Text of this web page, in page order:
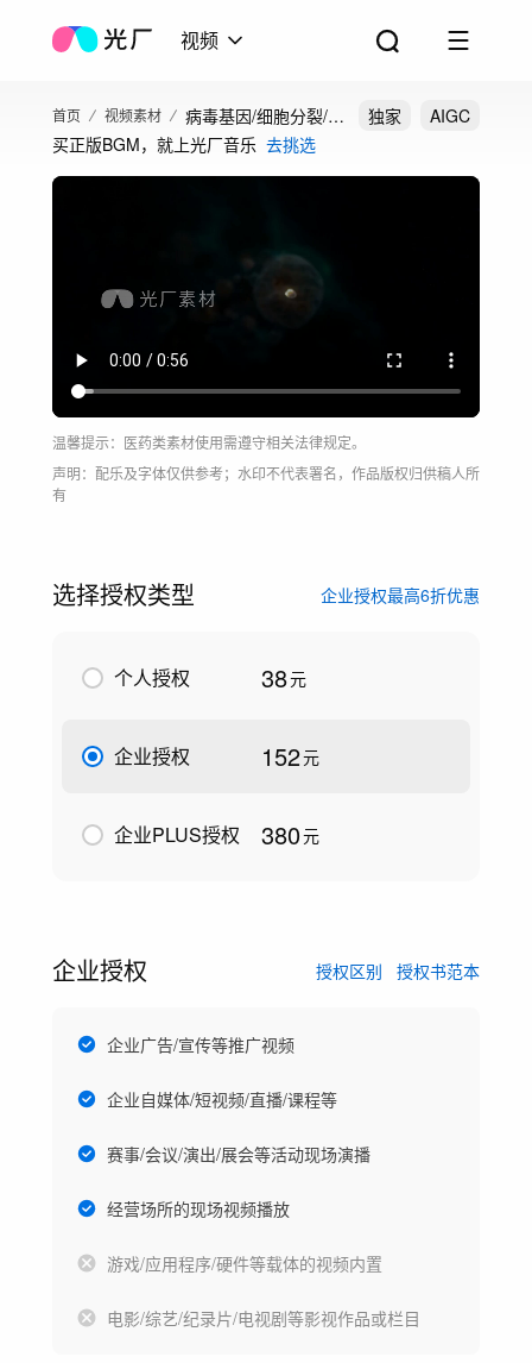
视频
首页 视频素材
病毒基因/细胞分裂/药
品
独家
AIGC
买正版BGM，就上光厂音乐 去挑选
温馨提示：医药类素材使用需遵守相关法律规定。
声明：配乐及字体仅供参考；水印不代表署名，作品版权归供稿人所
有
选择授权类型 企业授权最高6折优惠
个人授权 38元
企业授权 152元
企业PLUS授权 380元
企业授权 授权区别 授权书范本
企业广告/宣传等推广视频
企业自媒体/短视频/直播/课程等
赛事/会议/演出/展会等活动现场演播
经营场所的现场视频播放
游戏/应用程序/硬件等载体的视频内置
电影/综艺/纪录片/电视剧等影视作品或栏目